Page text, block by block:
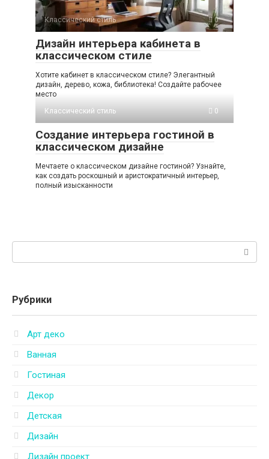
Классический стиль 0
Дизайн интерьера кабинета в
классическом стиле
Хотите кабинет в классическом стиле? Элегантный
дизайн, дерево, кожа, библиотека! Создайте рабочее
место
Классический стиль
0
Создание интерьера гостиной в
классическом дизайне
Мечтаете о классическом дизайне гостиной? Узнайте,
как создать роскошный и аристократичный интерьер,
полный изысканности
Рубрики
Арт деко
Ванная
Гостиная
Декор
Детская
Дизайн